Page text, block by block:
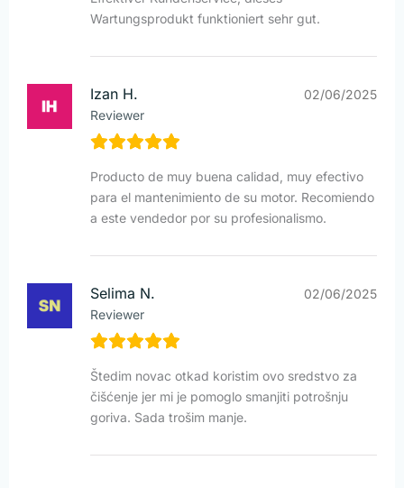
Wartungsprodukt funktioniert sehr gut.
Izan H.
Reviewer
02/06/2025
Producto de muy buena calidad, muy efectivo
para el mantenimiento de su motor. Recomiendo
a este vendedor por su profesionalismo.
Selima N.
Reviewer
02/06/2025
Štedim novac otkad koristim ovo sredstvo za
čišćenje jer mi je pomoglo smanjiti potrošnju
goriva. Sada trošim manje.